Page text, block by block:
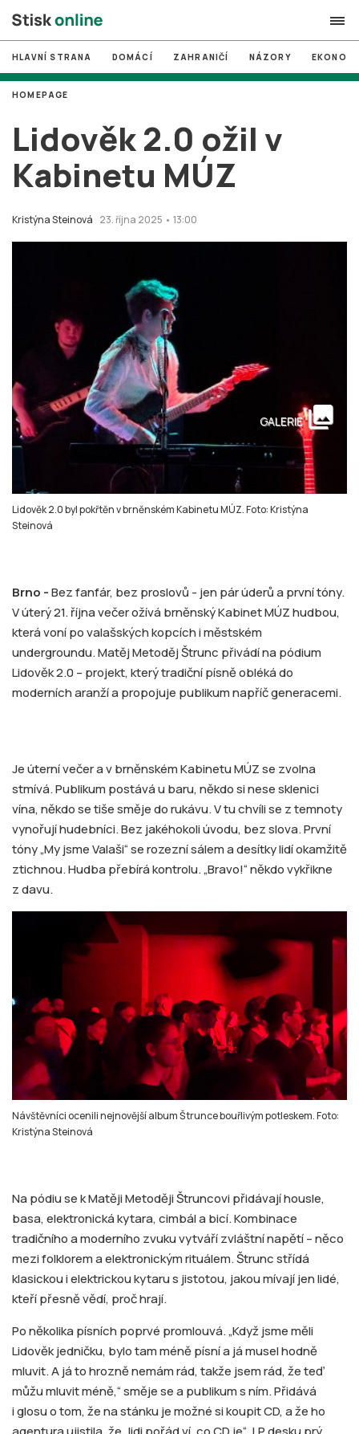
search
# MUNI
Brno
# volby
login PŘIHLÁSIT SE
Zapomněli jste heslo?
HLAVNÍ STRANA DOMÁCÍ ZAHRANIČÍ NÁZORY
Lidověk 2.0 ožil v
Kabinetu MÚZ
Kristýna Steinová 23. října 2025 • 13:00
HOMEPAGE
Lidověk 2.0 byl pokřtěn v brněnském Kabinetu MÚZ. Foto: Kristýna
Steinová
GALERIE collections
Brno -Bez fanfár, bez proslovů - jen pár úderů a první tóny.
V úterý 21. října večer ožívá brněnský Kabinet MÚZ hudbou,
která voní po valašských kopcích i městském
undergroundu. Matěj Metoděj Štrunc přivádí na pódium
Lidověk 2.0 – projekt, který tradiční písně obléká do
moderních aranží a propojuje publikum napříč generacemi.
Je úterní večer a v brněnském Kabinetu MÚZ se zvolna
stmívá. Publikum postává u baru, někdo si nese sklenici
vína, někdo se tiše směje do rukávu. V tu chvíli se z temnoty
vynořují hudebníci. Bez jakéhokoli úvodu, bez slova. První
tóny „My jsme Valaši“ se rozezní sálem a desítky lidí okamžitě
ztichnou. Hudba přebírá kontrolu. „Bravo!“ někdo vykřikne
z davu.
Návštěvníci ocenili nejnovější album Štrunce bouřlivým potleskem. Foto:
Kristýna Steinová
Na pódiu se k Matěji Metoději Štruncovi přidávají housle,
basa, elektronická kytara, cimbál a bicí. Kombinace
tradičního a moderního zvuku vytváří zvláštní napětí – něco
mezi folklorem a elektronickým rituálem. Štrunc střídá
klasickou i elektrickou kytaru s jistotou, jakou mívají jen lidé,
kteří přesně vědí, proč hrají.
Po několika písních poprvé promlouvá. „Když jsme měli
Lidověk jedničku, bylo tam méně písní a já musel hodně
mluvit. A já to hrozně nemám rád, takže jsem rád, že teď
můžu mluvit méně,“ směje se a publikum s ním. Přidává
i glosu o tom, že na stánku je možné si koupit CD, a že ho